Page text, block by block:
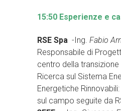
15:50 Esperienze e
RSE Spa -Ing. Fabio
Responsabile di
centro della transizione
Ricerca sul Sistema
Energetiche
sul campo seguite da